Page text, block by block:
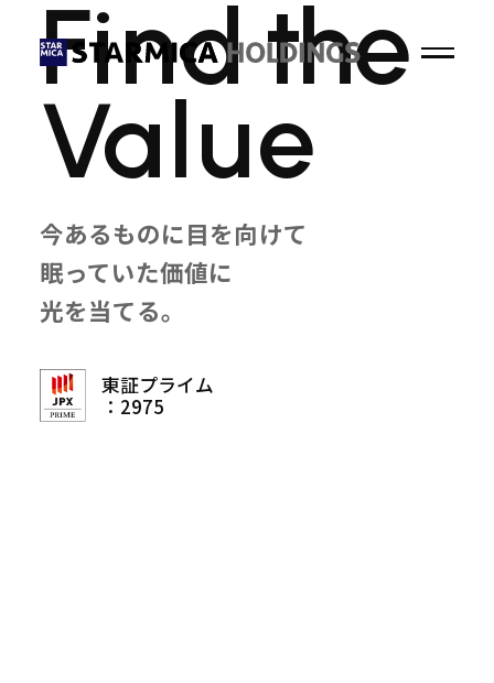
企業情報
ニュース
IRニュース
パブリシティ
Findthe
Value
今あるものに目を向けて
眠っていた価値に
光を当てる。
東証プライム
：2975